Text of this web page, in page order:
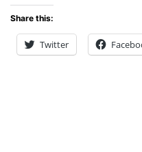
Share this:
Twitter